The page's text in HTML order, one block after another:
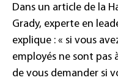
Dans un article de la
Grady, experte en
explique : « si vous
employés ne sont pas
de vous demander si